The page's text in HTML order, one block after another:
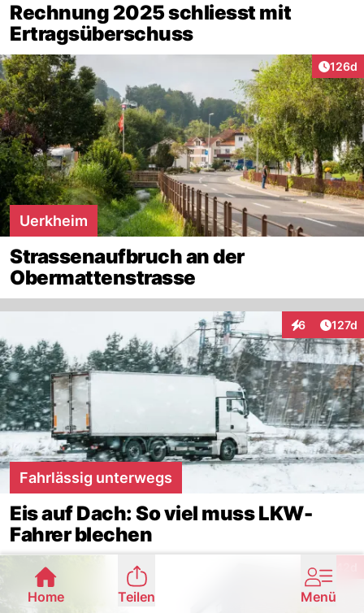
Rechnung 2025 schliesst mit
Ertragsüberschuss
126d
Uerkheim
Strassenaufbruch an der
Obermattenstrasse
6
Interaktionen
127d
Fahrlässig unterwegs
Eis auf Dach: So viel muss LKW-
Fahrer blechen
142d
Home Teilen Menü